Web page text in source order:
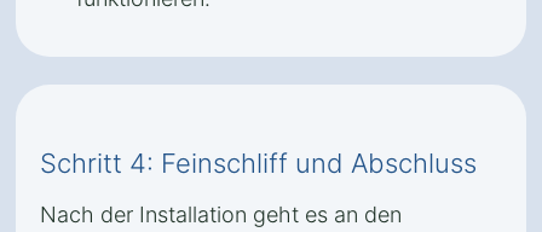
Schritt 4: Feinschliff und Abschluss
Nach der Installation geht es an den